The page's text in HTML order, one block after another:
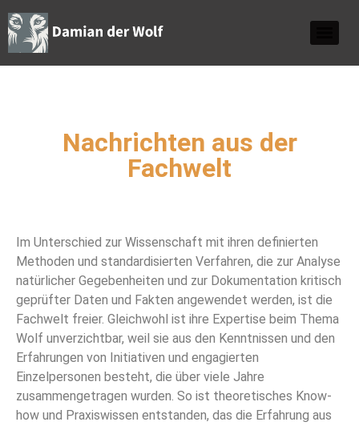
Nachrichten aus der
Fachwelt
Im Unterschied zur Wissenschaft mit ihren definierten
Methoden und standardisierten Verfahren, die zur Analyse
natürlicher Gegebenheiten und zur Dokumentation kritisch
geprüfter Daten und Fakten angewendet werden, ist die
Fachwelt freier. Gleichwohl ist ihre Expertise beim Thema
Wolf unverzichtbar, weil sie aus den Kenntnissen und den
Erfahrungen von Initiativen und engagierten
Einzelpersonen besteht, die über viele Jahre
zusammengetragen wurden. So ist theoretisches Know-
how und Praxiswissen entstanden, das die Erfahrung aus